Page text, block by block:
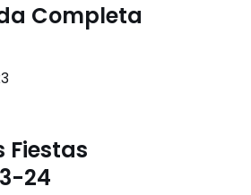
Completa
Fiestas
24